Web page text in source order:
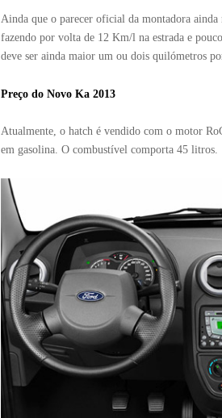
Ainda que o parecer oficial da montadora
fazendo por volta de 12 Km/l na estrada e
deve ser ainda maior um ou dois quilómetros
Preço do Novo Ka 2013
Atualmente, o hatch é vendido com o motor
em gasolina. O combustível comporta 45 litros.